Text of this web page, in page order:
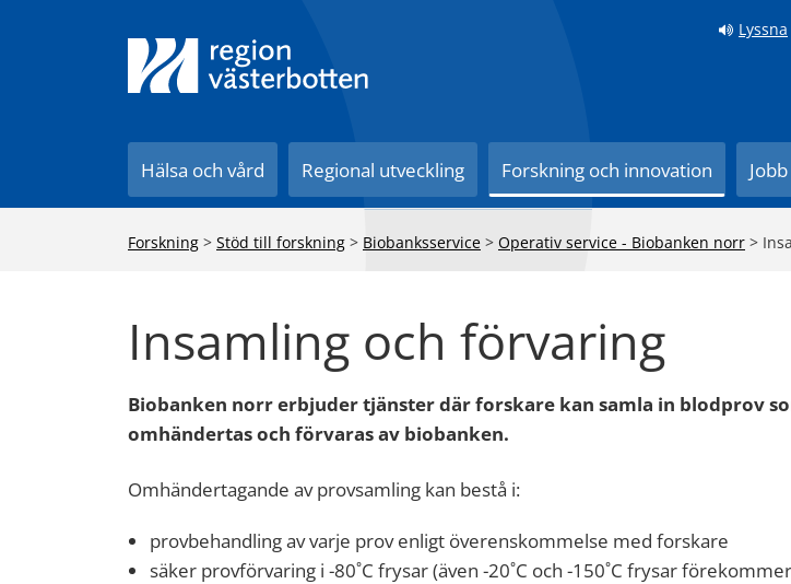
Lyssna
Hälsa och vård Regional utveckling Forskning och innovation
Forskning > Stöd till forskning > Biobanksservice > Operativ service - Biobanken norr >
Insamling och förvaring
Biobanken norr erbjuder tjänster där forskare kan samla in blodprov
omhändertas och förvaras av biobanken.
Omhändertagande av provsamling kan bestå i:
provbehandling av varje prov enligt överenskommelse med forskare
säker provförvaring i -80˚C frysar (även -20˚C och -150˚C frysar